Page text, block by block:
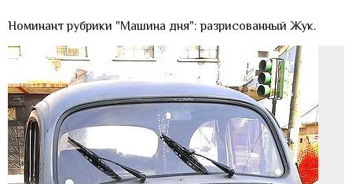
Номинант рубрики "Машина дня": разрисованный Жук.